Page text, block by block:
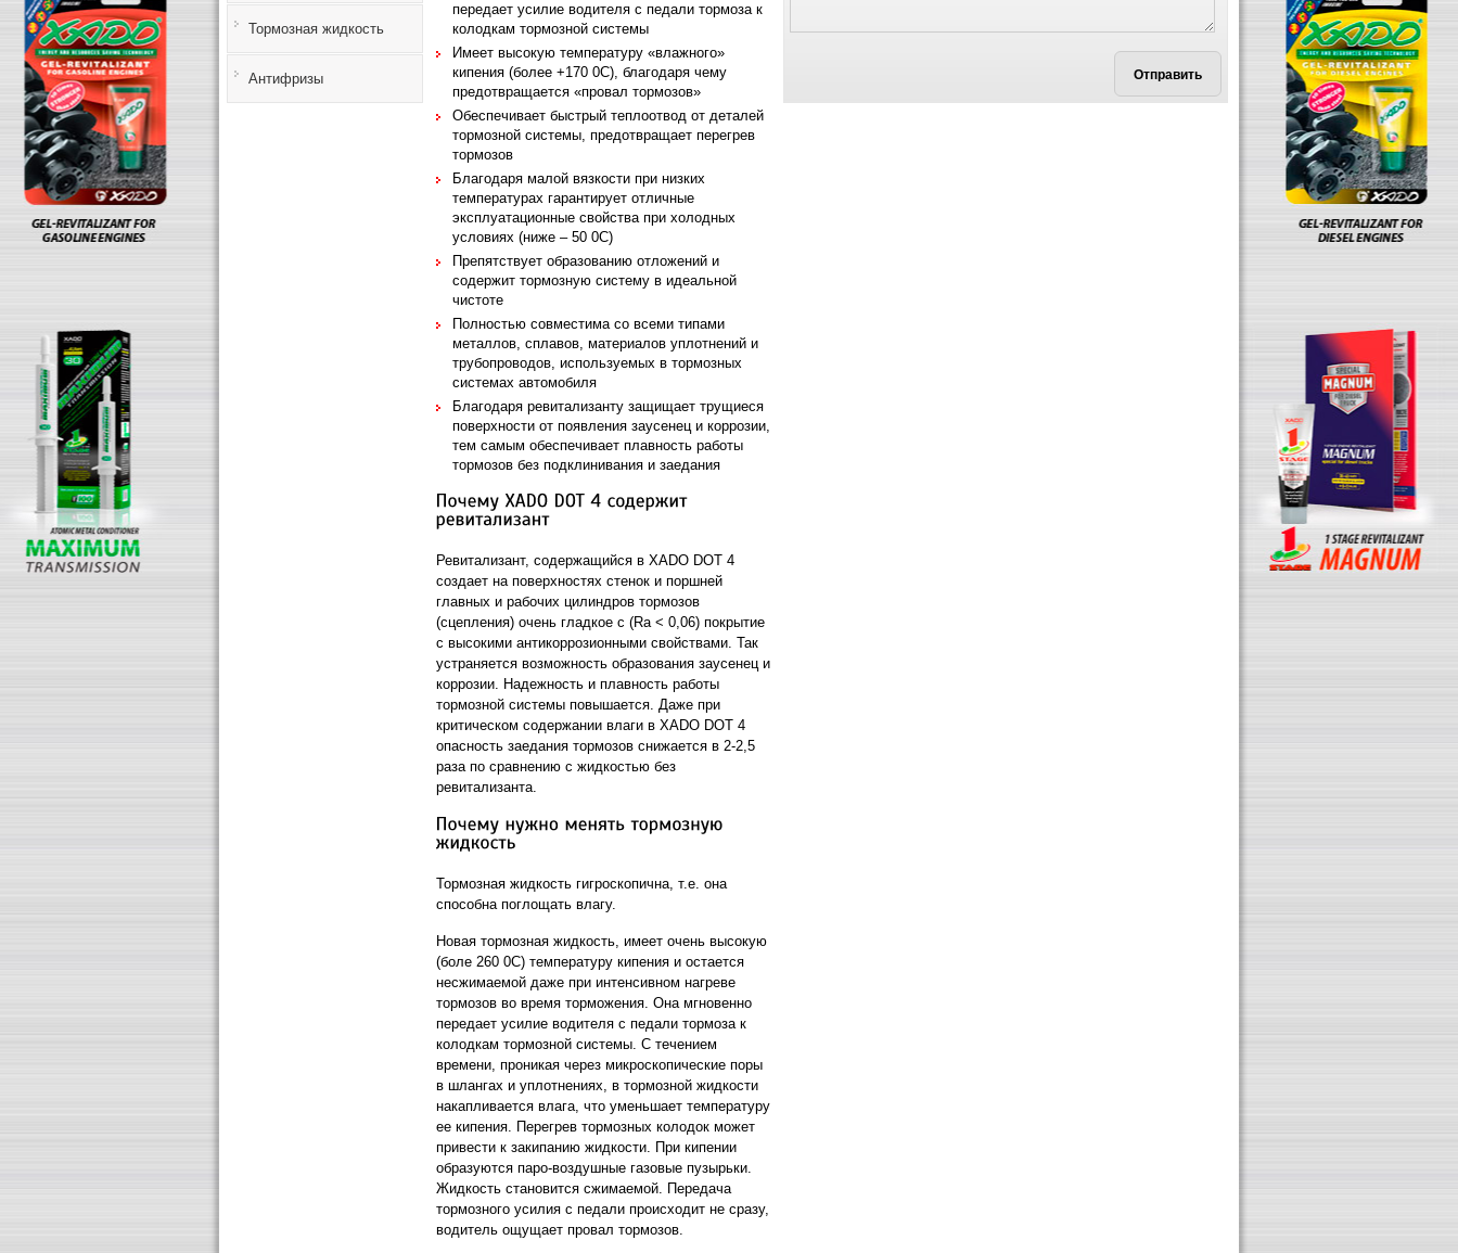
Тормозная жидкость
Антифризы
передает усилие водителя с педали тормоза к
колодкам тормозной системы
Имеет высокую температуру «влажного»
кипения (более +170 0С), благодаря чему
предотвращается «провал тормозов»
Обеспечивает быстрый теплоотвод от деталей
тормозной системы, предотвращает перегрев
тормозов
Благодаря малой вязкости при низких
температурах гарантирует отличные
эксплуатационные свойства при холодных
условиях (ниже – 50 0С)
Препятствует образованию отложений и
содержит тормозную систему в идеальной
чистоте
Полностью совместима со всеми типами
металлов, сплавов, материалов уплотнений и
трубопроводов, используемых в тормозных
системах автомобиля
Благодаря ревитализанту защищает трущиеся
поверхности от появления заусенец и коррозии,
тем самым обеспечивает плавность работы
тормозов без подклинивания и заедания
Ревитализант, содержащийся в XADO DOT 4
создает на поверхностях стенок и поршней
главных и рабочих цилиндров тормозов
(сцепления) очень гладкое с (Ra < 0,06) покрытие
с высокими антикоррозионными свойствами. Так
устраняется возможность образования заусенец и
коррозии. Надежность и плавность работы
тормозной системы повышается. Даже при
критическом содержании влаги в XADO DOT 4
опасность заедания тормозов снижается в 2-2,5
раза по сравнению с жидкостью без
ревитализанта.
Тормозная жидкость гигроскопична, т.е. она
способна поглощать влагу.
Новая тормозная жидкость, имеет очень высокую
(боле 260 0С) температуру кипения и остается
несжимаемой даже при интенсивном нагреве
тормозов во время торможения. Она мгновенно
передает усилие водителя с педали тормоза к
колодкам тормозной системы. С течением
времени, проникая через микроскопические поры
в шлангах и уплотнениях, в тормозной жидкости
накапливается влага, что уменьшает температуру
ее кипения. Перегрев тормозных колодок может
привести к закипанию жидкости. При кипении
образуются паро-воздушные газовые пузырьки.
Жидкость становится сжимаемой. Передача
тормозного усилия с педали происходит не сразу,
водитель ощущает провал тормозов.
Отправить